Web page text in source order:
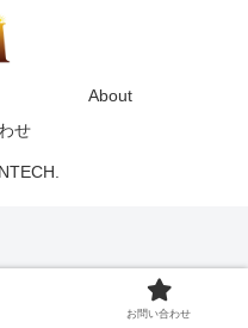
About
せ
お問い合わせ